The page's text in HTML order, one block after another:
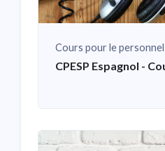
Cours pour le personnel
CPESP Espagnol -